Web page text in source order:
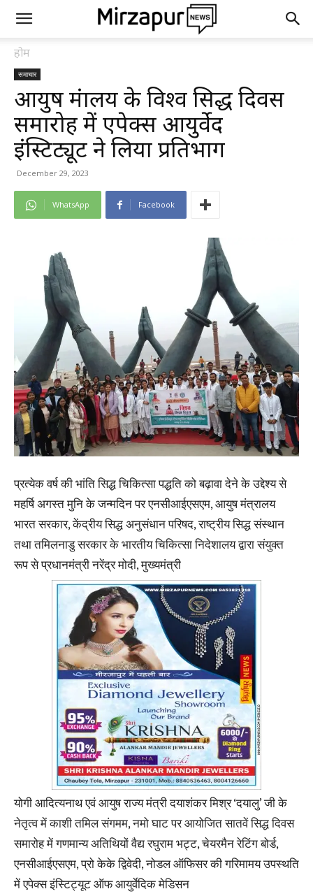
होम
समाचार
आयुष मंत्रालय के विश्व सिद्ध दिवस
समारोह में एपेक्स आयुर्वेद
इंस्टिट्यूट ने लिया प्रतिभाग
December 29, 2023
WhatsApp Facebook
प्रत्येक वर्ष की भांति सिद्ध चिकित्सा पद्धति को बढ़ावा देने के उद्देश्य से
महर्षि अगस्त मुनि के जन्मदिन पर एनसीआईएसएम, आयुष मंत्रालय
भारत सरकार, केंद्रीय सिद्ध अनुसंधान परिषद, राष्ट्रीय सिद्ध संस्थान
तथा तमिलनाडु सरकार के भारतीय चिकित्सा निदेशालय द्वारा संयुक्त
रूप से प्रधानमंत्री नरेंद्र मोदी, मुख्यमंत्री
योगी आदित्यनाथ एवं आयुष राज्य मंत्री दयाशंकर मिश्र ‘दयालु’ जी के
नेतृत्व में काशी तमिल संगमम, नमो घाट पर आयोजित सातवें सिद्ध दिवस
समारोह में गणमान्य अतिथियों वैद्य रघुराम भट्ट, चेयरमैन रेटिंग बोर्ड,
एनसीआईएसएम, प्रो केके द्विवेदी, नोडल ऑफिसर की गरिमामय उपस्थति
में एपेक्स इंस्टिट्यूट ऑफ आयुर्वेदिक मेडिसन